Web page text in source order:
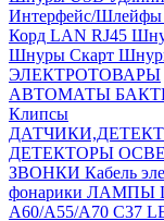
Интерфейс/Шлейфы
Корд LAN RJ45
Шнуры Скарт
ЭЛЕКТРОТОВАРЫ
АВТОМАТЫ
Клипсы
ДЕТЕКТОРЫ
ЗВОНКИ Кабель
фонарики ЛАМПЫ
A60/A55/A70 C37